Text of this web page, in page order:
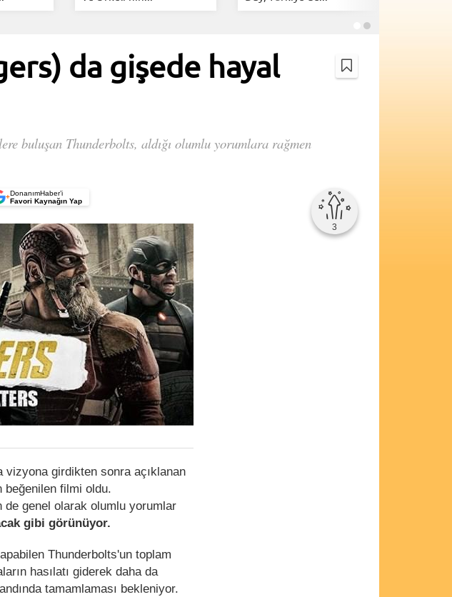
da gişede hayal
buluşan Thunderbolts, aldığı olumlu yorumlara rağmen
+DonanımHaber’i
Favori Kaynağın Yap
3
vizyona girdikten sonra açıklanan
beğenilen filmi oldu.
genel olarak olumlu yorumlar
gibi görünüyor.
Thunderbolts'un toplam
hasılatı giderek daha da
tamamlaması bekleniyor.